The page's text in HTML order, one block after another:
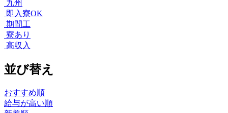
九州
即入寮OK
期間工
寮あり
高収入
並び替え
おすすめ順
給与が高い順